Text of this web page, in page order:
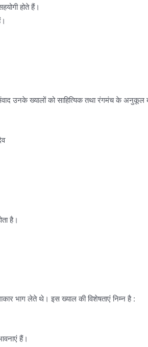
होते हैं।
उनके ख्यालों को साहित्यिक तथा रंगमंच के अनुकूल
है।
भाग लेते थे। इस ख्याल की विशेषताएं निम्न है :
हैं।